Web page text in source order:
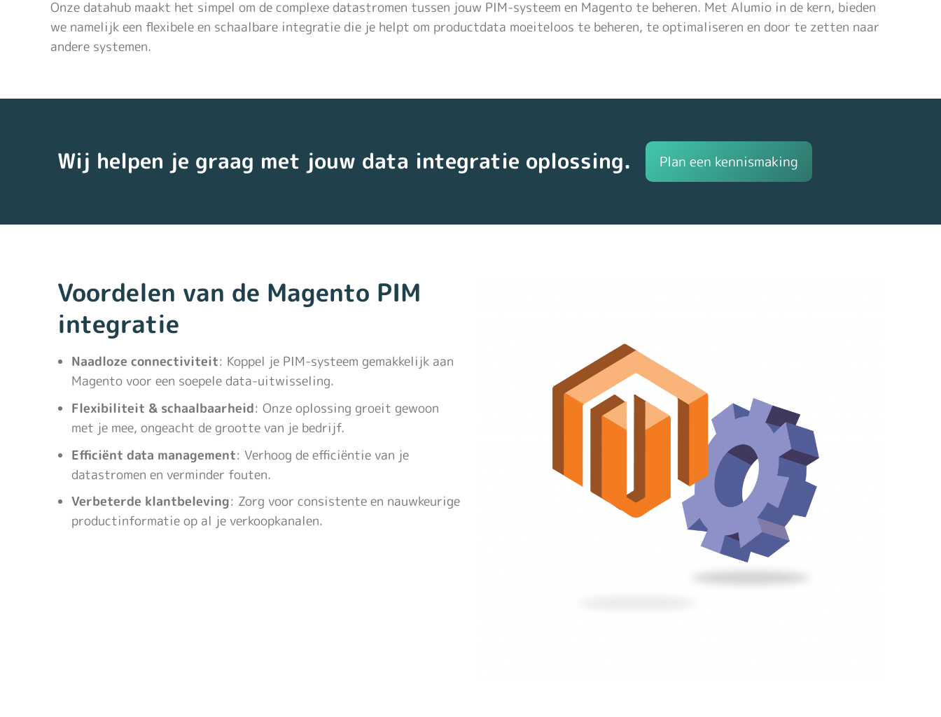
Onze datahub maakt het simpel om de complexe datastromen tussen jouw PIM-systeem en Magento te beheren. Met Alumio in de kern, bieden
we namelijk een flexibele en schaalbare integratie die je helpt om productdata moeiteloos te beheren, te optimaliseren en door te zetten naar
andere systemen.
Wij helpen je graag met jouw data integratie oplossing. Plan een kennismaking
Voordelen van de Magento PIM
integratie
Naadloze connectiviteit: Koppel je PIM-systeem gemakkelijk aan
Magento voor een soepele data-uitwisseling.
Flexibiliteit & schaalbaarheid: Onze oplossing groeit gewoon
met je mee, ongeacht de grootte van je bedrijf.
Efficiënt data management: Verhoog de efficiëntie van je
datastromen en verminder fouten.
Verbeterde klantbeleving: Zorg voor consistente en nauwkeurige
productinformatie op al je verkoopkanalen.